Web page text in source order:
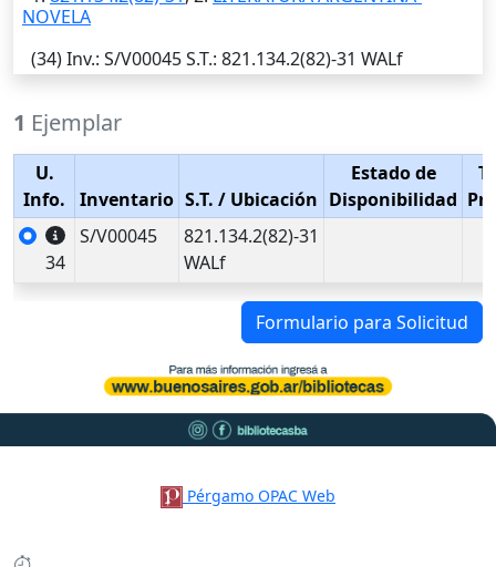
NOVELA
(34)Inv.: S/V00045S.T.: 821.134.2(82)-31 WALf
1 Ejemplar
U.
Info.
Inventario S.T. / Ubicación
Estado de
Disponibilidad
34
S/V00045
821.134.2(82)-31
WALf
Formulario para Solicitud
Pérgamo OPAC Web